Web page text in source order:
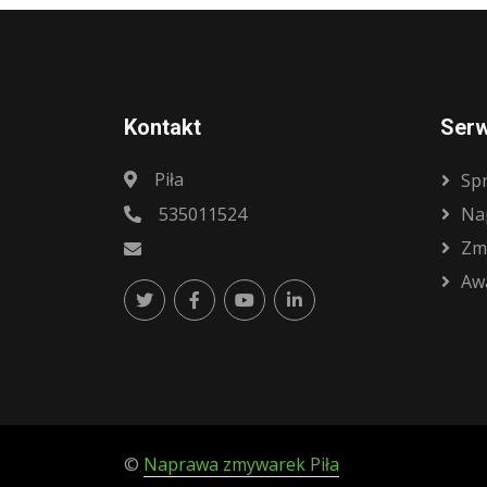
Kontakt
Piła
535011524
© Naprawa zmywarek Piła